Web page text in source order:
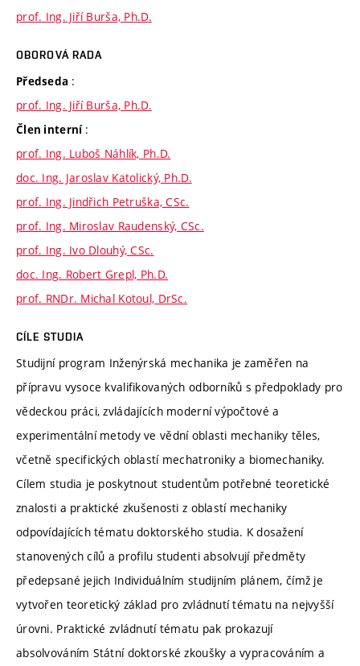
prof. Ing. Jiří Burša, Ph.D.
OBOROVÁ RADA
Předseda :
prof. Ing. Jiří Burša, Ph.D.
Člen interní :
prof. Ing. Luboš Náhlík, Ph.D.
doc. Ing. Jaroslav Katolický, Ph.D.
prof. Ing. Jindřich Petruška, CSc.
prof. Ing. Miroslav Raudenský, CSc.
prof. Ing. Ivo Dlouhý, CSc.
doc. Ing. Robert Grepl, Ph.D.
prof. RNDr. Michal Kotoul, DrSc.
CÍLE STUDIA
Studijní program Inženýrská mechanika je zaměřen na
přípravu vysoce kvalifikovaných odborníků s předpoklady pro
vědeckou práci, zvládajících moderní výpočtové a
experimentální metody ve vědní oblasti mechaniky těles,
včetně specifických oblastí mechatroniky a biomechaniky.
Cílem studia je poskytnout studentům potřebné teoretické
znalosti a praktické zkušenosti z oblastí mechaniky
odpovídajících tématu doktorského studia. K dosažení
stanovených cílů a profilu studenti absolvují předměty
předepsané jejich Individuálním studijním plánem, čímž je
vytvořen teoretický základ pro zvládnutí tématu na nejvyšší
úrovni. Praktické zvládnutí tématu pak prokazují
absolvováním Státní doktorské zkoušky a vypracováním a